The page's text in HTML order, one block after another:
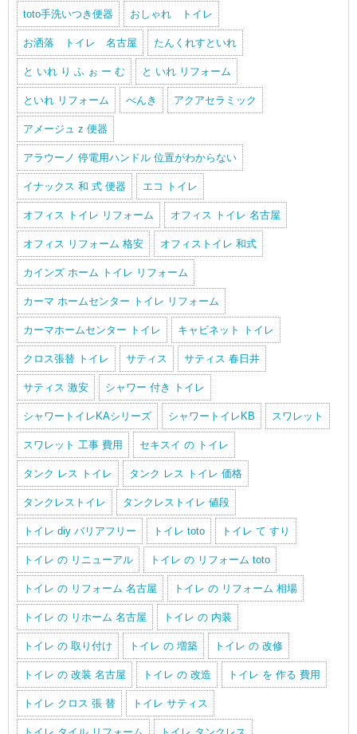
toto手洗いつき便器 おしゃれ トイレ
お洒落 トイレ 名古屋 たんくれすといれ
と いれ り ふ ぉ ー む と いれ リフォーム
といれ リフォーム べんき アクアセラミック
アメージュ z 便器
アラウーノ 停電用ハンドル 位置がわからない
イナックス 和 式 便器 エコ トイレ
オフィス トイレ リフォーム オフィス トイレ 名古屋
オフィス リフォーム 格安 オフィストイレ 和式
カインズ ホーム トイレ リフォーム
カーマ ホームセンター トイレ リフォーム
カーマホームセンター トイレ キャビネット トイレ
クロス張替 トイレ サティス サティス 春日井
サティス 激安 シャワー 付き トイレ
シャワートイレKAシリーズ シャワートイレKB スワレット
スワレット 工事 費用 セキスイ の トイレ
タンク レス トイレ タンク レス トイレ 価格
タンクレストイレ タンクレストイレ 値段
トイレ diy バリアフリー トイレ toto トイレ て すり
トイレ の リニューアル トイレ の リフォーム toto
トイレ の リフォーム 名古屋 トイレ の リフォーム 相場
トイレ の リホーム 名古屋 トイレ の 内装
トイレ の 取り付け トイレ の 増築 トイレ の 改修
トイレ の 改装 名古屋 トイレ の 改造 トイレ を 作る 費用
トイレ クロス 張 替 トイレ サティス